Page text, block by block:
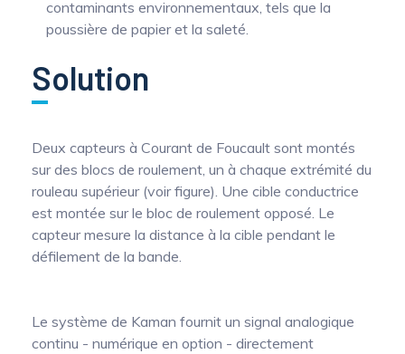
contaminants environnementaux, tels que la
poussière de papier et la saleté.
Solution
Deux capteurs à Courant de Foucault sont montés
sur des blocs de roulement, un à chaque extrémité du
rouleau supérieur (voir figure). Une cible conductrice
est montée sur le bloc de roulement opposé. Le
capteur mesure la distance à la cible pendant le
défilement de la bande.
Le système de Kaman fournit un signal analogique
continu - numérique en option - directement
Mesure mobile, embarquée et sans